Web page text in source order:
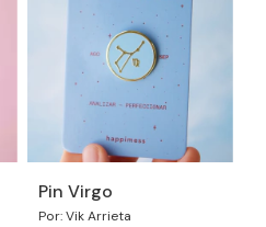
Pin Virgo
Por: Vik Arrieta